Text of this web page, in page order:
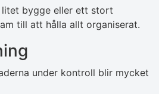
bygge eller ett stort
till att hålla allt organiserat.
under kontroll blir mycket